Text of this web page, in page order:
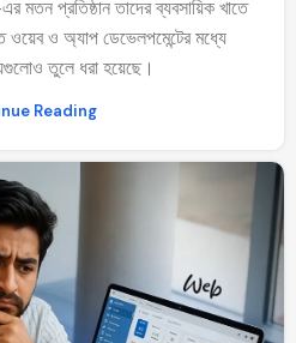
প্রতিষ্ঠান তাদের ব্যবসায়িক খাতে
ও অ্যাপ ডেভেলপমেন্টের মধ্যে
তুলে ধরা হয়েছে।
Reading